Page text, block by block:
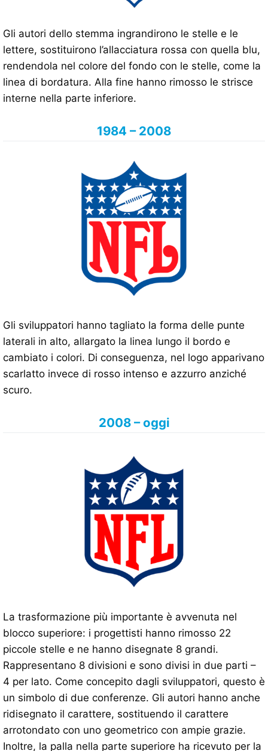
Gli autori dello stemma ingrandirono le stelle e le
lettere, sostituirono l’allacciatura rossa con quella blu,
rendendola nel colore del fondo con le stelle, come la
linea di bordatura. Alla fine hanno rimosso le strisce
interne nella parte inferiore.
1984 – 2008
Gli sviluppatori hanno tagliato la forma delle punte
laterali in alto, allargato la linea lungo il bordo e
cambiato i colori. Di conseguenza, nel logo apparivano
scarlatto invece di rosso intenso e azzurro anziché
scuro.
2008 – oggi
La trasformazione più importante è avvenuta nel
blocco superiore: i progettisti hanno rimosso 22
piccole stelle e ne hanno disegnate 8 grandi.
Rappresentano 8 divisioni e sono divisi in due parti –
4 per lato. Come concepito dagli sviluppatori, questo è
un simbolo di due conferenze. Gli autori hanno anche
ridisegnato il carattere, sostituendo il carattere
arrotondato con uno geometrico con ampie grazie.
Inoltre, la palla nella parte superiore ha ricevuto per la